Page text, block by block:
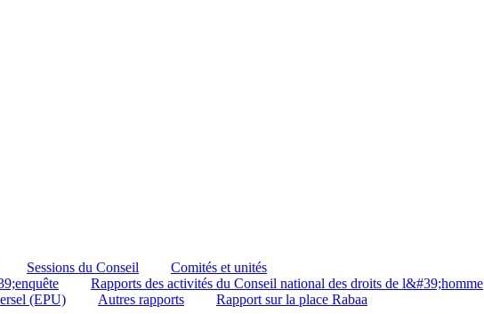
Sessions du Conseil
Comités et unités
Rapports des activités du Conseil national des droits de l&#39;homme
(EPU) Autres rapports Rapport sur la place Rabaa